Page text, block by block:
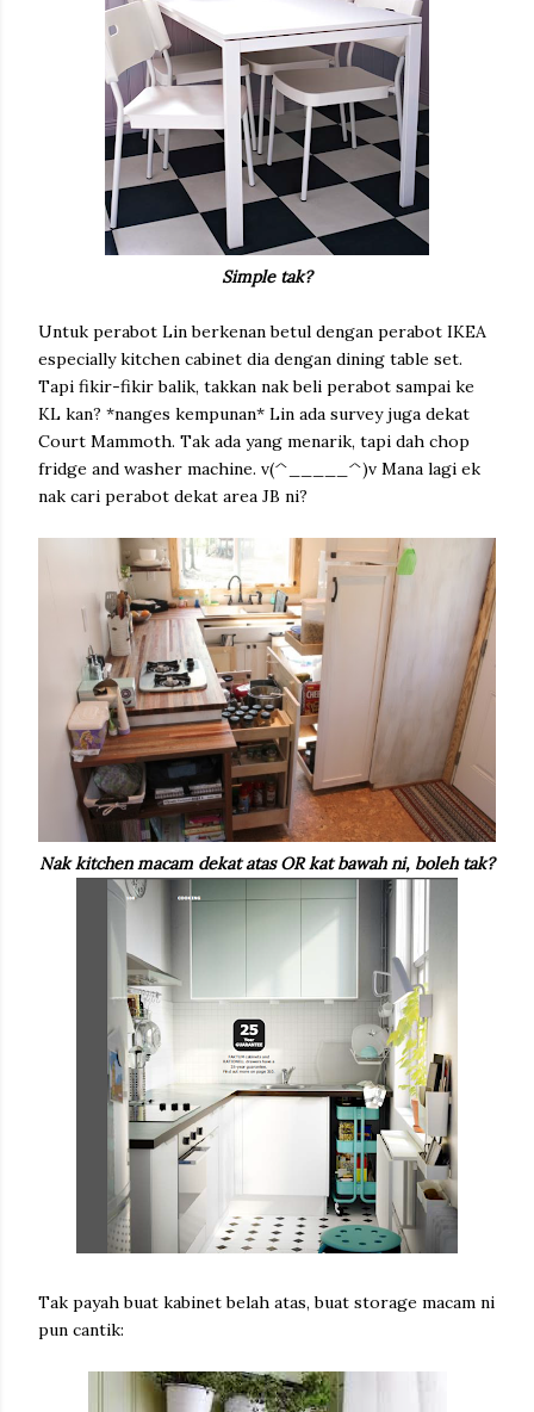
Simple tak?
Untuk perabot Lin berkenan betul dengan perabot IKEA
especially kitchen cabinet dia dengan dining table set.
Tapi fikir-fikir balik, takkan nak beli perabot sampai ke
KL kan? *nanges kempunan* Lin ada survey juga dekat
Court Mammoth. Tak ada yang menarik, tapi dah chop
fridge and washer machine. v(^_____^)v Mana lagi ek
nak cari perabot dekat area JB ni?
Nak kitchen macam dekat atas OR kat bawah ni, boleh tak?
Tak payah buat kabinet belah atas, buat storage macam ni
pun cantik: